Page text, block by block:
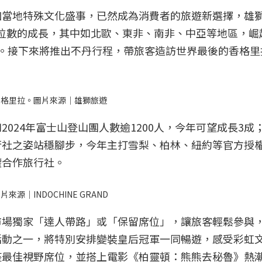
地特殊文化盛事，已然成為消費者的旅遊新選擇，雄
的成長，其中如北歐、東非、南非、中亞等地區，
接下來將推出不丹行程，帶旅客造訪世界最後的香格
里拉。圖片來源｜雄獅旅遊
年富士山登山團人數逾1200人，今年可望成長3成
之姿站穩腳步，今年主打雪梨、柏林、紐約等官方授
作旅行社。
來源｜INDOCHINE GRAND
獨家「達人帶路」或「保留席位」，讓旅客輕鬆參與
之一，將特別安排變裝皇后冠軍一同暢遊，感受彩虹
佳視野席位，並搭上電影《柏靈頓：熊熊去秘魯》熱